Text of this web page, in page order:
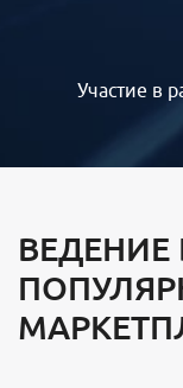
Участие в
ВЕДЕНИЕ